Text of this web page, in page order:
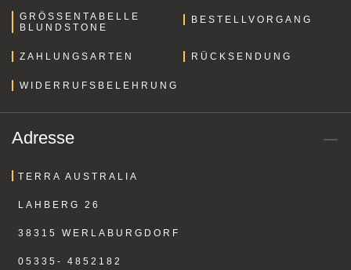
GRÖSSENTABELLE B
LUNDSTONE
BESTELLVORGANG
ZAHLUNGSARTEN RÜCKSENDUNG
WIDERRUFSBELEHRUNG
Adresse
TERRA AUSTRALIA
LAHBERG 26
38315 WERLABURGDORF
05335- 4852182